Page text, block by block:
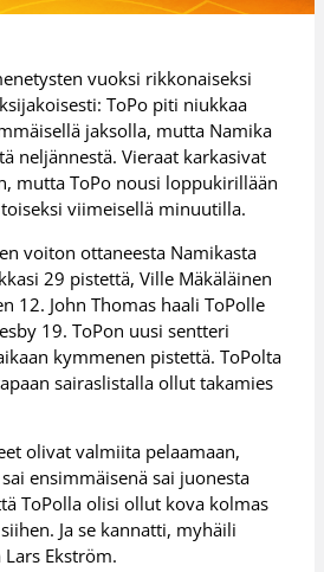
vuoksi rikkonaiseksi
ToPo piti niukkaa
jaksolla, mutta Namika
neljännestä. Vieraat karkasivat
mutta ToPo nousi loppukirillään
viimeisellä minuutilla.
voiton ottaneesta Namikasta
29 pistettä, Ville Mäkäläinen
12. John Thomas haali ToPolle
19. ToPon uusi sentteri
kymmenen pistettä. ToPolta
sairaslistalla ollut takamies
olivat valmiita pelaamaan,
ensimmäisenä sai juonesta
ToPolla olisi ollut kova kolmas
Ja se kannatti, myhäili
Ekström.